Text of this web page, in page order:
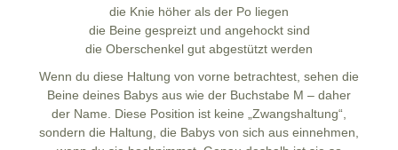
die Knie höher als der Po liegen
die Beine gespreizt und angehockt sind
die Oberschenkel gut abgestützt werden
Wenn du diese Haltung von vorne betrachtest, sehen die
Beine deines Babys aus wie der Buchstabe M – daher
der Name. Diese Position ist keine „Zwangshaltung“,
sondern die Haltung, die Babys von sich aus einnehmen,